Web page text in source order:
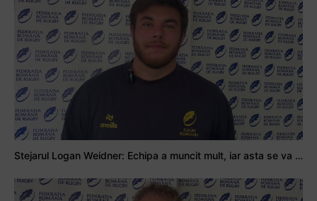
Stejarul Logan Weidner: Echipa a muncit mult, iar asta se va vedea în meciurile de la Nations Cup